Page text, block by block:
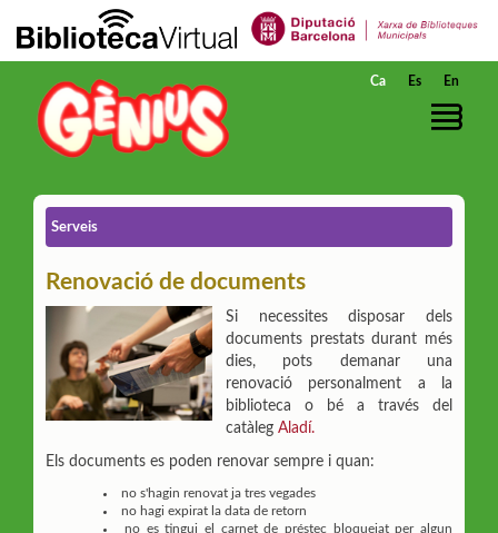
Salta al contingut principal
Ca Es En
Serveis
Renovació de documents
Si necessites disposar dels
documents prestats durant més
dies, pots demanar una
renovació personalment a la
biblioteca o bé a través del
catàlegAladí.
Els documents es poden renovar sempre i quan:
no s'hagin renovat ja tres vegades
no hagi expirat la data de retorn
no es tingui el carnet de préstec bloquejat per algun